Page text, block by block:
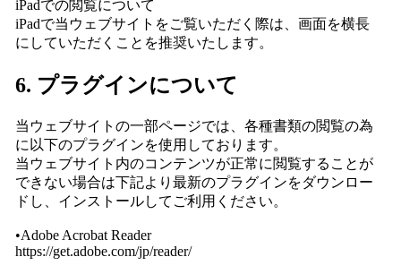
iPadでの閲覧について
iPadで当ウェブサイトをご覧いただく際は、画面を横長
にしていただくことを推奨いたします。
6. プラグインについて
当ウェブサイトの一部ページでは、各種書類の閲覧の為
に以下のプラグインを使用しております。
当ウェブサイト内のコンテンツが正常に閲覧することが
できない場合は下記より最新のプラグインをダウンロー
ドし、インストールしてご利用ください。
•Adobe Acrobat Reader
https://get.adobe.com/jp/reader/